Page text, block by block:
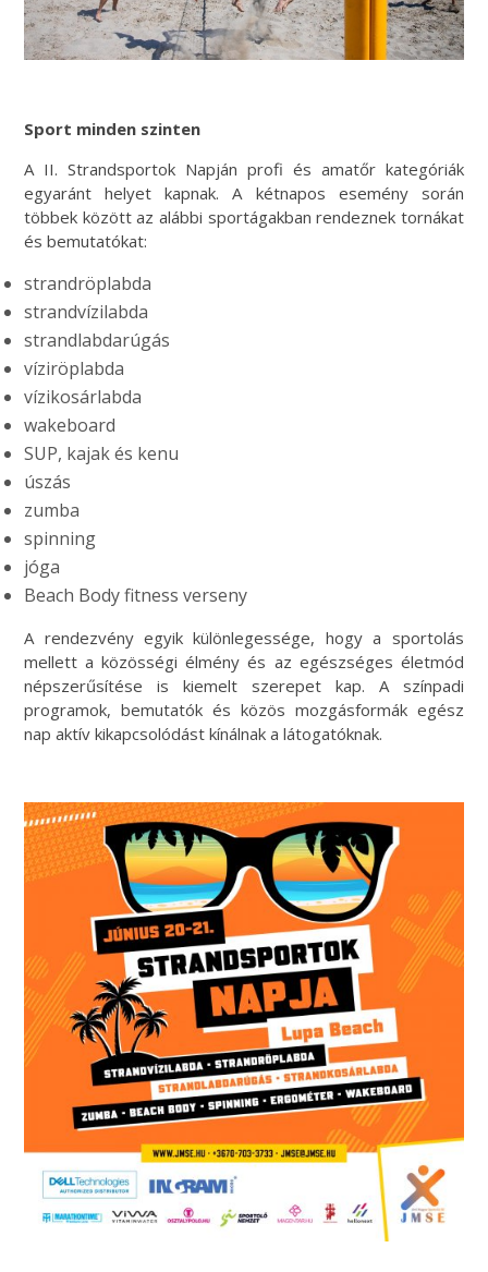
Sport minden szinten
A II. Strandsportok Napján profi és amatőr kategóriák
egyaránt helyet kapnak. A kétnapos esemény során
többek között az alábbi sportágakban rendeznek tornákat
és bemutatókat:
strandröplabda
strandvízilabda
strandlabdarúgás
víziröplabda
vízikosárlabda
wakeboard
SUP, kajak és kenu
úszás
zumba
spinning
jóga
Beach Body fitness verseny
A rendezvény egyik különlegessége, hogy a sportolás
mellett a közösségi élmény és az egészséges életmód
népszerűsítése is kiemelt szerepet kap. A színpadi
programok, bemutatók és közös mozgásformák egész
nap aktív kikapcsolódást kínálnak a látogatóknak.